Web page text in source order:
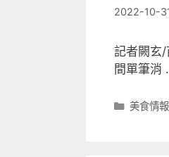
2022-10-
記者闕玄/
間單筆消
分
美食情報